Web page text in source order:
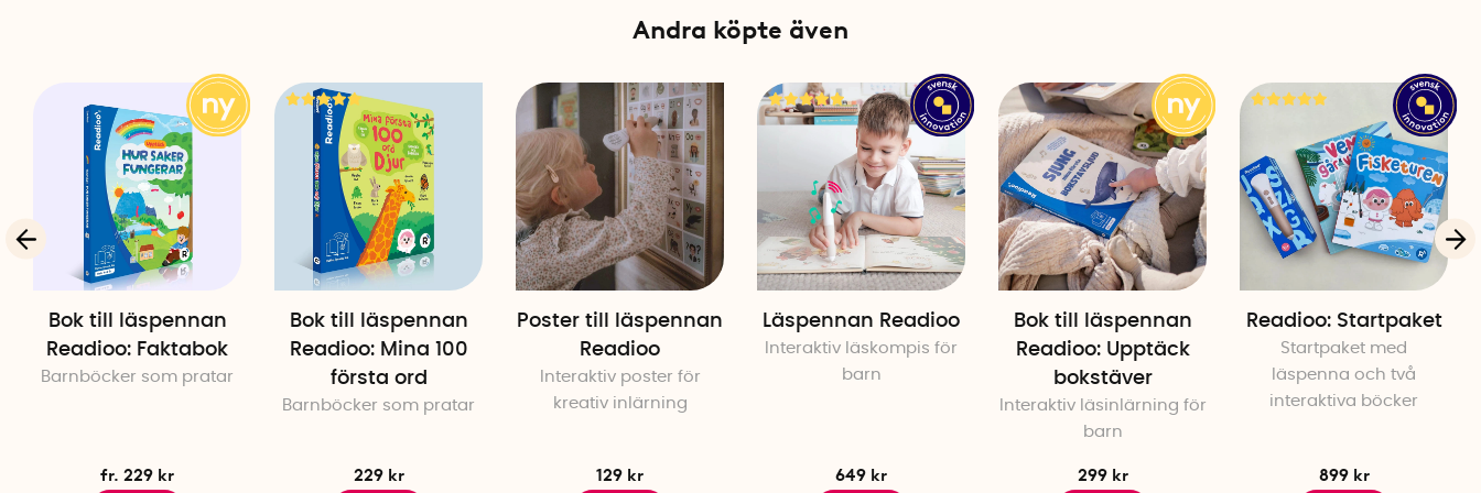
book)
Antal per förpackning: 1
Andra köpte även
Bok till läspennan
Readioo: Faktabok
Barnböcker som pratar
fr. 229 kr
Bok till läspennan
Readioo: Mina 100
första ord
Barnböcker som pratar
229 kr
Poster till läspennan
Readioo
Interaktiv poster för
kreativ inlärning
129 kr
Läspennan Readioo
Interaktiv läskompis för
barn
649 kr
Bok till läspennan
Readioo: Upptäck
bokstäver
Interaktiv läsinlärning för
barn
299 kr
Readioo: Startpaket
Startpaket med
läspenna och två
interaktiva böcker
899 kr